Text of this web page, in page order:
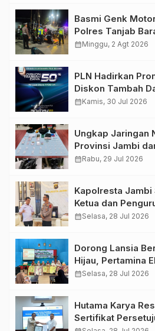
Basmi Genk
Polres Tanjab
Kendaraan
calendar_monthMinggu, 2 Agt 2026
PLN Hadirkan
Diskon Tambah
GIIAS 2026
calendar_monthKamis, 30 Jul 2026
Ungkap Jaringan
Provinsi Jambi
Amankan
calendar_monthRabu, 29 Jul 2026
Kapolresta Jambi
Ketua dan
Perkuat Sinergi
calendar_monthSelasa, 28 Jul 2026
Dorong Lansia
Hijau, Pertamina
Lansiapreneur
calendar_monthSelasa, 28 Jul 2026
Hutama Karya
Sertifikat